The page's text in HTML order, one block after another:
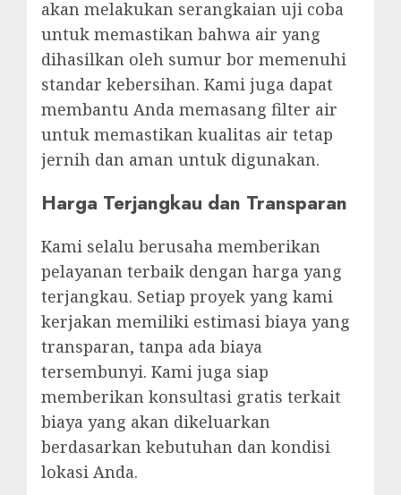
akan melakukan serangkaian uji coba
untuk memastikan bahwa air yang
dihasilkan oleh sumur bor memenuhi
standar kebersihan. Kami juga dapat
membantu Anda memasang filter air
untuk memastikan kualitas air tetap
jernih dan aman untuk digunakan.
Harga Terjangkau dan Transparan
Kami selalu berusaha memberikan
pelayanan terbaik dengan harga yang
terjangkau. Setiap proyek yang kami
kerjakan memiliki estimasi biaya yang
transparan, tanpa ada biaya
tersembunyi. Kami juga siap
memberikan konsultasi gratis terkait
biaya yang akan dikeluarkan
berdasarkan kebutuhan dan kondisi
lokasi Anda.